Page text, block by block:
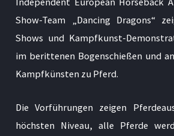
Show-Team „Dancing Dragons“
Shows und Kampfkunst-
im berittenen Bogenschießen und
Kampfkünsten zu Pferd.
Die Vorführungen zeigen
höchsten Niveau, alle Pferde